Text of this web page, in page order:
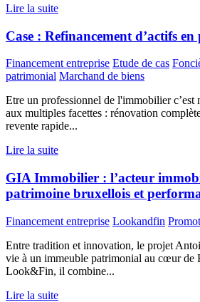
Lire la suite
Case : Refinancement d’actifs
Financement entreprise Etude de cas
patrimonial Marchand de biens
Etre un professionnel de l'immobilier c’est
aux multiples facettes : rénovation
revente rapide...
Lire la suite
GIA Immobilier : l’acteur
patrimoine bruxellois et
Financement entreprise Lookandfin
Entre tradition et innovation, le projet
vie à un immeuble patrimonial au cœur de
Look&Fin, il combine...
Lire la suite